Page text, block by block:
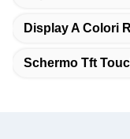
Display A Colori
Schermo Tft